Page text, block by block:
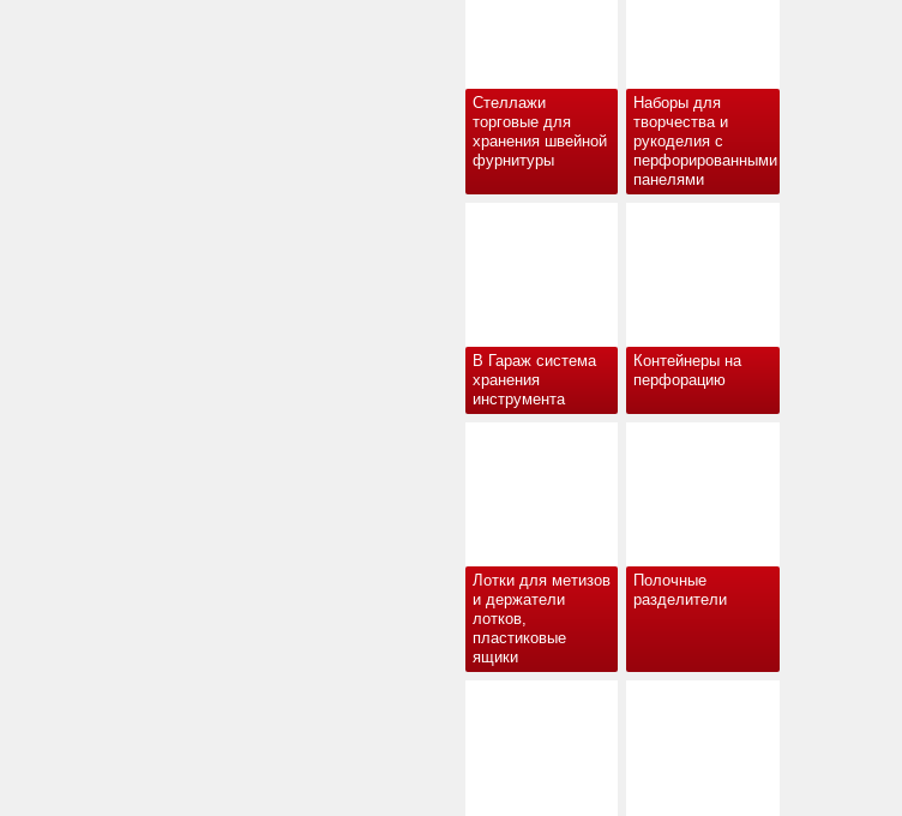
Стеллажи
торговые для
хранения швейной
фурнитуры
Наборы для
творчества и
рукоделия с
перфорированными
панелями
В Гараж система
хранения
инструмента
Контейнеры на
перфорацию
Лотки для метизов
и держатели
лотков,
пластиковые
ящики
Полочные
разделители